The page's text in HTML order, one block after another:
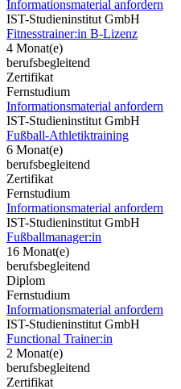
Informationsmaterial anfordern
IST-Studieninstitut GmbH
Fitnesstrainer:in B-Lizenz
4 Monat(e)
berufsbegleitend
Zertifikat
Fernstudium
Informationsmaterial anfordern
IST-Studieninstitut GmbH
Fußball-Athletiktraining
6 Monat(e)
berufsbegleitend
Zertifikat
Fernstudium
Informationsmaterial anfordern
IST-Studieninstitut GmbH
Fußballmanager:in
16 Monat(e)
berufsbegleitend
Diplom
Fernstudium
Informationsmaterial anfordern
IST-Studieninstitut GmbH
Functional Trainer:in
2 Monat(e)
berufsbegleitend
Zertifikat